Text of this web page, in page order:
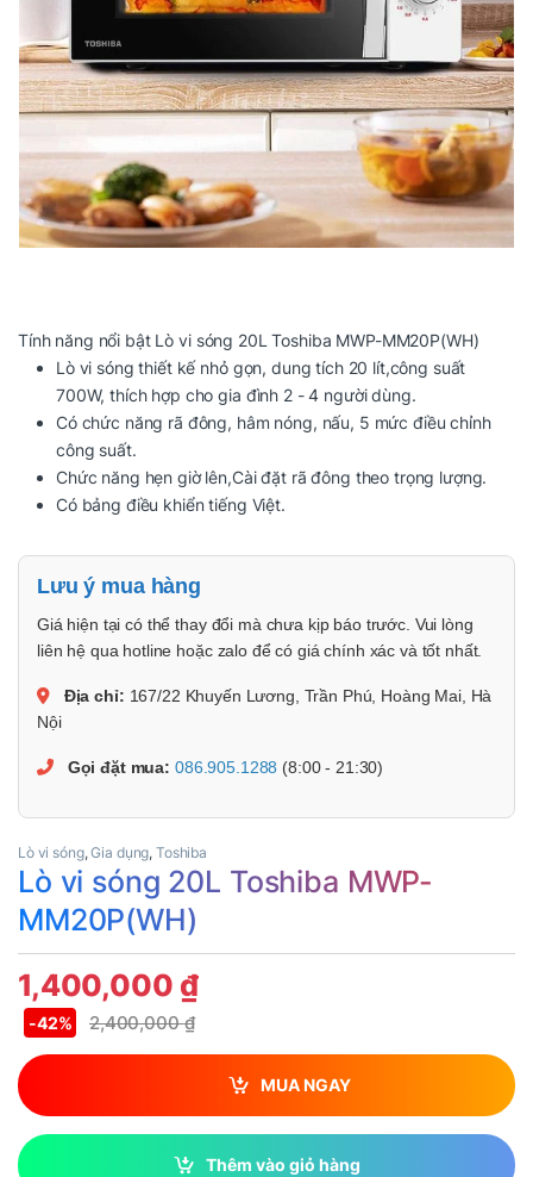
Tính năng nổi bật Lò vi sóng 20L Toshiba MWP-MM20P(WH)
Lò vi sóng thiết kế nhỏ gọn, dung tích 20 lít,công suất
700W, thích hợp cho gia đình 2 - 4 người dùng.
Có chức năng rã đông, hâm nóng, nấu, 5 mức điều chỉnh
công suất.
Chức năng hẹn giờ lên,Cài đặt rã đông theo trọng lượng.
Có bảng điều khiển tiếng Việt.
Lưu ý mua hàng
Giá hiện tại có thể thay đổi mà chưa kịp báo trước. Vui lòng
liên hệ qua hotline hoặc zalo để có giá chính xác và tốt nhất.
Địa chỉ: 167/22 Khuyến Lương, Trần Phú, Hoàng Mai, Hà
Nội
Gọi đặt mua: 086.905.1288 (8:00 - 21:30)
Lò vi sóng,Gia dụng, Toshiba
Lò vi sóng 20L Toshiba MWP-
MM20P(WH)
1,400,000 ₫
2,400,000₫
-42%
MUA NGAY
Thêm vào giỏ hàng